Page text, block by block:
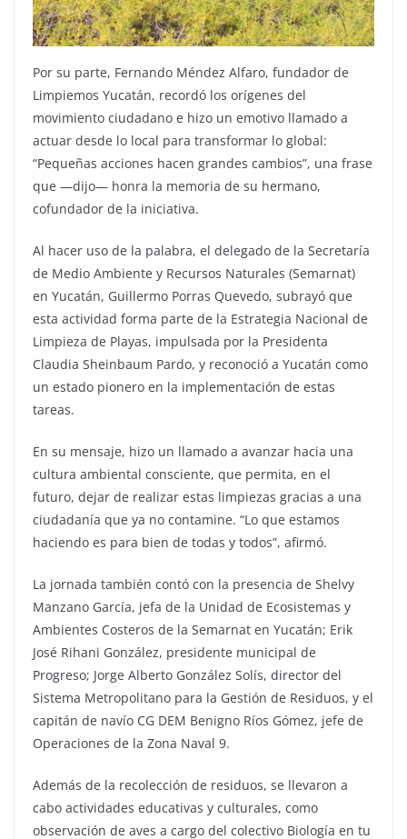
Por su parte, Fernando Méndez Alfaro, fundador de
Limpiemos Yucatán, recordó los orígenes del
movimiento ciudadano e hizo un emotivo llamado a
actuar desde lo local para transformar lo global:
“Pequeñas acciones hacen grandes cambios”, una frase
que —dijo— honra la memoria de su hermano,
cofundador de la iniciativa.
Al hacer uso de la palabra, el delegado de la Secretaría
de Medio Ambiente y Recursos Naturales (Semarnat)
en Yucatán, Guillermo Porras Quevedo, subrayó que
esta actividad forma parte de la Estrategia Nacional de
Limpieza de Playas, impulsada por la Presidenta
Claudia Sheinbaum Pardo, y reconoció a Yucatán como
un estado pionero en la implementación de estas
tareas.
En su mensaje, hizo un llamado a avanzar hacia una
cultura ambiental consciente, que permita, en el
futuro, dejar de realizar estas limpiezas gracias a una
ciudadanía que ya no contamine. “Lo que estamos
haciendo es para bien de todas y todos”, afirmó.
La jornada también contó con la presencia de Shelvy
Manzano García, jefa de la Unidad de Ecosistemas y
Ambientes Costeros de la Semarnat en Yucatán; Erik
José Rihani González, presidente municipal de
Progreso; Jorge Alberto González Solís, director del
Sistema Metropolitano para la Gestión de Residuos, y el
capitán de navío CG DEM Benigno Ríos Gómez, jefe de
Operaciones de la Zona Naval 9.
Además de la recolección de residuos, se llevaron a
cabo actividades educativas y culturales, como
observación de aves a cargo del colectivo Biología en tu